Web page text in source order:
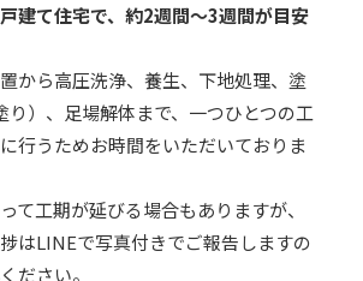
建て住宅で、約2週間〜3週間が目安
から高圧洗浄、養生、下地処理、塗
り）、足場解体まで、一つひとつの工
行うためお時間をいただいておりま
て工期が延びる場合もありますが、
はLINEで写真付きでご報告しますの
ださい。